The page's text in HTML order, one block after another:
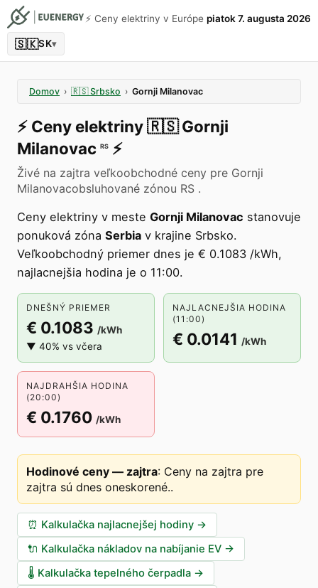
⚡️ Ceny elektriny v Európe piatok 7. augusta 2026
🇸🇰SK▾
Domov › 🇷🇸 Srbsko › Gornji Milanovac
⚡️ Ceny elektriny🇷🇸 Gornji
Milanovac RS ⚡️
Živé na zajtra veľkoobchodné ceny pre Gornji
Milanovacobsluhované zónou RS .
Ceny elektriny v meste Gornji Milanovac stanovuje
ponuková zóna Serbia v krajine Srbsko.
Veľkoobchodný priemer dnes je € 0.1083 /kWh,
najlacnejšia hodina je o 11:00.
DNEŠNÝ PRIEMER
€ 0.1083 /kWh
▼ 40% vs včera
NAJLACNEJŠIA HODINA
(11:00)
€ 0.0141 /kWh
NAJDRAHŠIA HODINA
(20:00)
€ 0.1760 /kWh
Hodinové ceny — zajtra: Ceny na zajtra pre
zajtra sú dnes oneskorené..
⏰ Kalkulačka najlacnejšej hodiny →
🔌 Kalkulačka nákladov na nabíjanie EV →
🌡️ Kalkulačka tepelného čerpadla →